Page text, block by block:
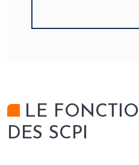
LE
DES SCPI